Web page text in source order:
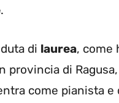
.
di laurea, come
provincia di
come pianista e